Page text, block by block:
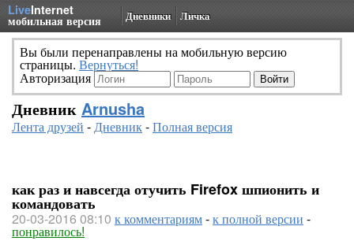
LiveInternet
мобильная версия Дневники Личка
Вы были перенаправлены на мобильную версию
страницы. Вернуться!
Авторизация
Дневник Arnusha
Лента друзей -Дневник-Полная версия
как раз и навсегда отучить Firefox шпионить и
командовать
20-03-2016 08:10 к комментариям-к полной версии -
понравилось!